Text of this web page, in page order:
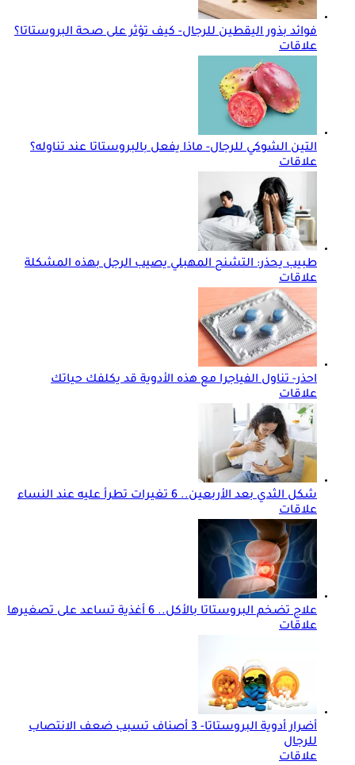
فوائد بذور اليقطين للرجال- كيف تؤثر على صحة البروستاتا؟
علاقات
التين الشوكي للرجال- ماذا يفعل بالبروستاتا عند تناوله؟
علاقات
طبيب يحذر: التشنج المهبلي يصيب الرجل بهذه المشكلة
علاقات
احذر- تناول الفياجرا مع هذه الأدوية قد يكلفك حياتك
علاقات
شكل الثدي بعد الأربعين.. 6 تغيرات تطرأ عليه عند النساء
علاقات
علاج تضخم البروستاتا بالأكل.. 6 أغذية تساعد على تصغيرها
علاقات
أضرار أدوية البروستاتا- 3 أصناف تسبب ضعف الانتصاب
للرجال
علاقات